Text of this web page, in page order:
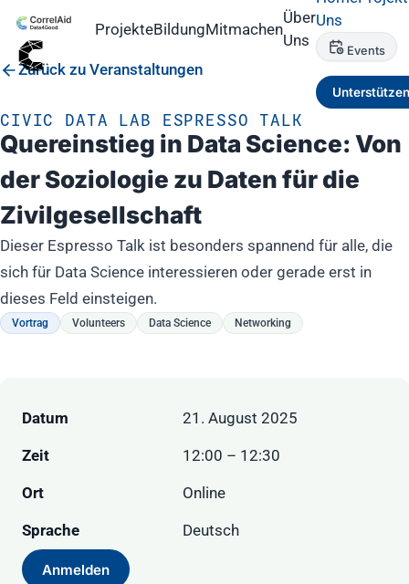
ProjekteBildungMitmachen
Über
Uns
Uns
Events
Unterstützen
Zurück zu Veranstaltungen
CIVIC DATA LAB ESPRESSO TALK
Quereinstieg in Data Science: Von
der Soziologie zu Daten für die
Zivilgesellschaft
Dieser Espresso Talk ist besonders spannend für alle, die
sich für Data Science interessieren oder gerade erst in
dieses Feld einsteigen.
Vortrag Volunteers Data Science Networking
Datum 21. August 2025
Zeit 12:00 – 12:30
Ort Online
Sprache Deutsch
Anmelden